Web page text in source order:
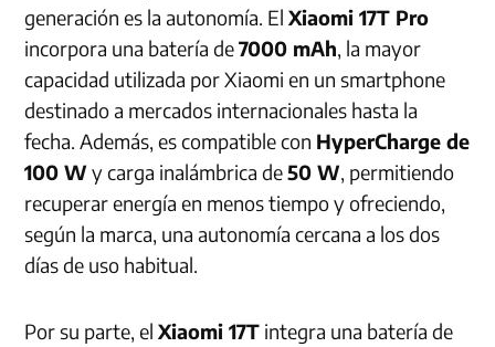
generación es la autonomía. ElXiaomi 17T Pro
incorpora una batería de7000 mAh, la mayor
capacidad utilizada por Xiaomi en un smartphone
destinado a mercados internacionales hasta la
fecha. Además, es compatible con HyperCharge de
100 W y carga inalámbrica de50 W, permitiendo
recuperar energía en menos tiempo y ofreciendo,
según la marca, una autonomía cercana a los dos
días de uso habitual.
Por su parte, elXiaomi 17T integra una batería de